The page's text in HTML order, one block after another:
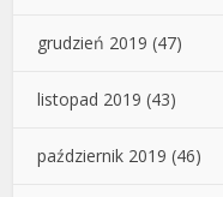
grudzień 2019 (47)
listopad 2019 (43)
październik 2019 (46)